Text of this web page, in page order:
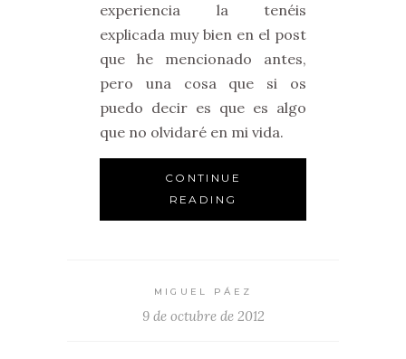
experiencia la tenéis
explicada muy bien en el post
que he mencionado antes,
pero una cosa que si os
puedo decir es que es algo
que no olvidaré en mi vida.
CONTINUE
READING
MIGUEL PÁEZ
9 de octubre de 2012